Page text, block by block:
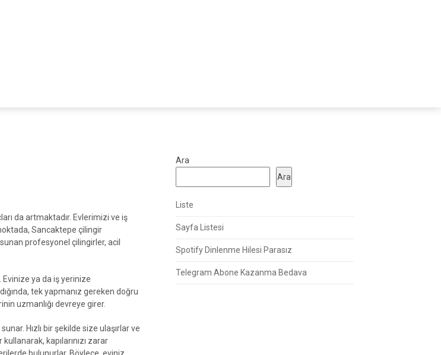
da artmaktadır. Evlerimizi ve iş
Sancaktepe çilingir
profesyonel çilingirler, acil
ya da iş yerinize
tek yapmanız gereken doğru
uzmanlığı devreye girer.
Hızlı bir şekilde size ulaşırlar ve
kapılarınızı zarar
Ara
Ara
Liste
Sayfa Listesi
Spotify Dinlenme Hilesi Parasız
Telegram Abone Kazanma Bedava